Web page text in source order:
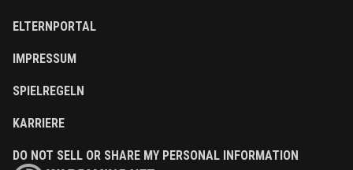
ELTERNPORTAL
IMPRESSUM
SPIELREGELN
KARRIERE
DO NOT SELL OR SHARE MY PERSONAL INFORMATION